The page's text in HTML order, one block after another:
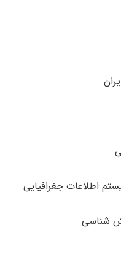
اطلاعات جغرافیایی
شناسی